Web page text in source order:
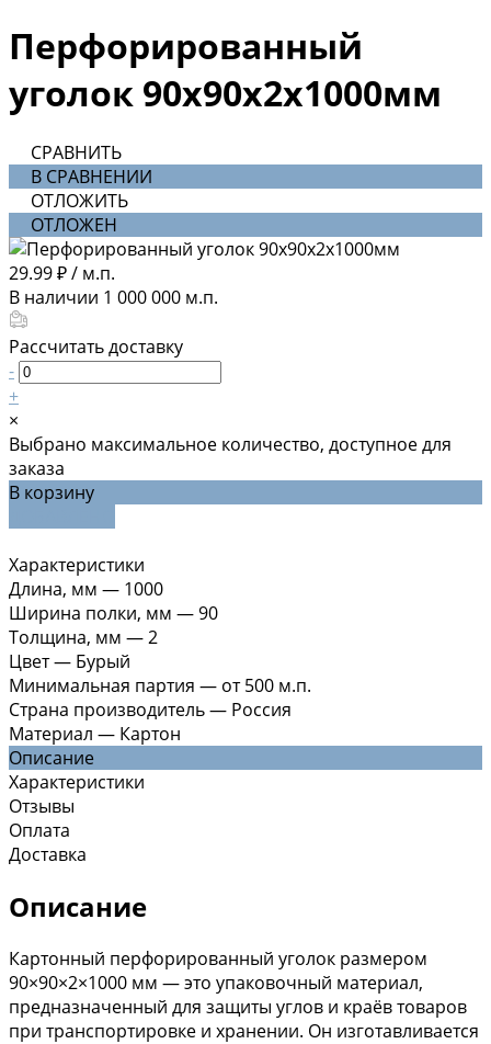
Перфорированный
уголок 90х90х2х1000мм
СРАВНИТЬ
В СРАВНЕНИИ
ОТЛОЖИТЬ
ОТЛОЖЕН
29.99 ₽/ м.п.
В наличии 1 000 000 м.п.
Рассчитать доставку
-
+
×
Выбрано максимальное количество, доступное для
заказа
В корзину
Характеристики
Длина, мм — 1000
Ширина полки, мм —90
Толщина, мм —2
Цвет— Бурый
Минимальная партия — от 500 м.п.
Страна производитель— Россия
Материал — Картон
Описание
Характеристики
Отзывы
Оплата
Доставка
Описание
Картонный перфорированный уголок размером
90×90×2×1000 мм — это упаковочный материал,
предназначенный для защиты углов и краёв товаров
при транспортировке и хранении. Он изготавливается